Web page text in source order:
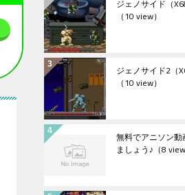
ジェノサイド（
（10 view）
ジェノサイド2（
（10 view）
無料でアニソン
ましょう♪ （8